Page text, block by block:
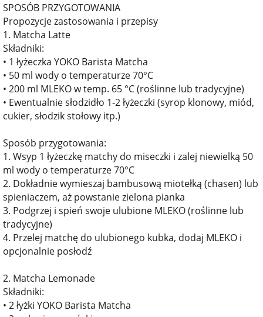
SPOSÓB PRZYGOTOWANIA
Propozycje zastosowania i przepisy
1. Matcha Latte
Składniki:
• 1 łyżeczka YOKO Barista Matcha
• 50 ml wody o temperaturze 70°C
• 200 ml MLEKO w temp. 65 °C (roślinne lub tradycyjne)
• Ewentualnie słodzidło 1-2 łyżeczki (syrop klonowy, miód,
cukier, słodzik stołowy itp.)
Sposób przygotowania:
1. Wsyp 1 łyżeczkę matchy do miseczki i zalej niewielką 50
ml wody o temperaturze 70°C
2. Dokładnie wymieszaj bambusową miotełką (chasen) lub
spieniaczem, aż powstanie zielona pianka
3. Podgrzej i spień swoje ulubione MLEKO (roślinne lub
tradycyjne)
4. Przelej matchę do ulubionego kubka, dodaj MLEKO i
opcjonalnie posłodź
2. Matcha Lemonade
Składniki:
• 2 łyżki YOKO Barista Matcha